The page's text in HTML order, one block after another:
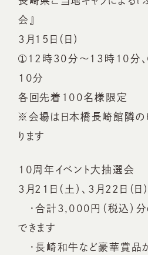
会』
3月15日（日）
➀12時30分～13時10分
10分
各回先着100名様限定
※会場は日本橋長崎館隣の
ります
10周年イベント大抽選会
3月21日（土）、3月22日（日）
・合計3,000円（税込）分
できます
・長崎和牛など豪華賞品が